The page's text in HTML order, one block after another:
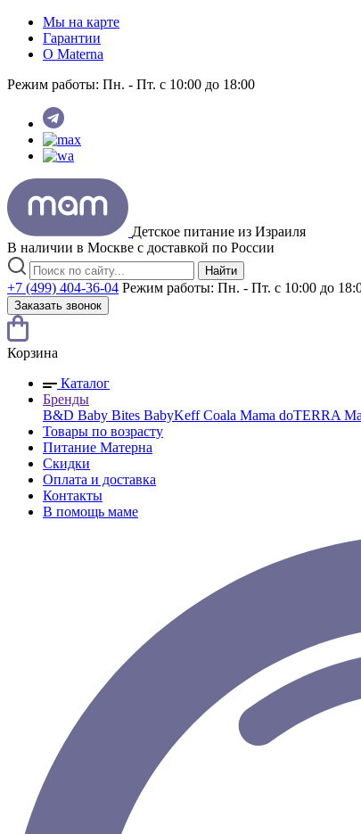
Мы на карте
Гарантии
O Materna
Режим работы: Пн. - Пт. с 10:00 до 18:00
Детское питание из Израиля
В наличии в Москве с доставкой по России
Найти
+7 (499) 404-36-04 Режим работы: Пн. - Пт. с 10:00 до
Заказать звонок
Корзина
Каталог
Бренды
B&D Baby Bites BabyKeffCoala Mama doTERRA
Товары по возрасту
Питание Матерна
Скидки
Оплата и доставка
Контакты
В помощь маме